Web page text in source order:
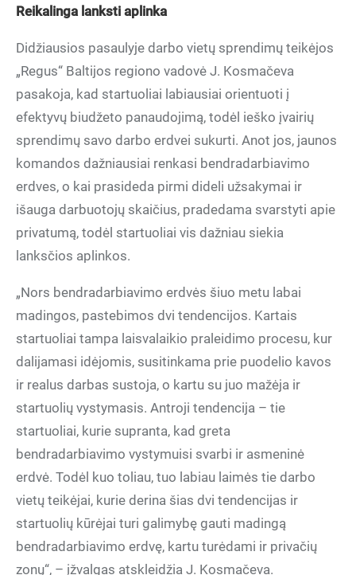
Reikalinga lanksti aplinka
Didžiausios pasaulyje darbo vietų sprendimų teikėjos
„Regus“ Baltijos regiono vadovė J. Kosmačeva
pasakoja, kad startuoliai labiausiai orientuoti į
efektyvų biudžeto panaudojimą, todėl ieško įvairių
sprendimų savo darbo erdvei sukurti. Anot jos, jaunos
komandos dažniausiai renkasi bendradarbiavimo
erdves, o kai prasideda pirmi dideli užsakymai ir
išauga darbuotojų skaičius, pradedama svarstyti apie
privatumą, todėl startuoliai vis dažniau siekia
lanksčios aplinkos.
„Nors bendradarbiavimo erdvės šiuo metu labai
madingos, pastebimos dvi tendencijos. Kartais
startuoliai tampa laisvalaikio praleidimo procesu, kur
dalijamasi idėjomis, susitinkama prie puodelio kavos
ir realus darbas sustoja, o kartu su juo mažėja ir
startuolių vystymasis. Antroji tendencija – tie
startuoliai, kurie supranta, kad greta
bendradarbiavimo vystymuisi svarbi ir asmeninė
erdvė. Todėl kuo toliau, tuo labiau laimės tie darbo
vietų teikėjai, kurie derina šias dvi tendencijas ir
startuolių kūrėjai turi galimybę gauti madingą
bendradarbiavimo erdvę, kartu turėdami ir privačių
zonų“, – įžvalgas atskleidžia J. Kosmačeva.